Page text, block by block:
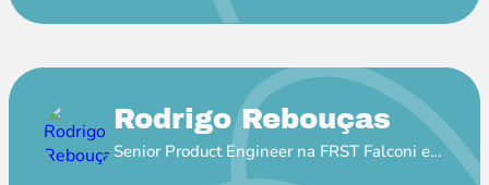
Rodrigo Rebouças
Senior Product Engineer na FRST Falconi e